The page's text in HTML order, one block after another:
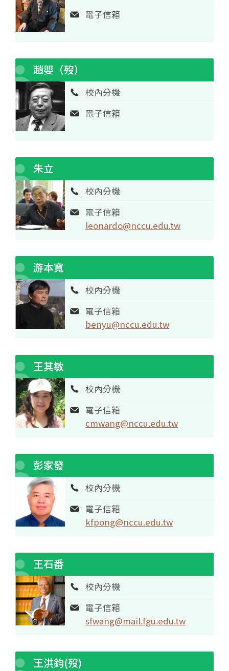
電子信箱
趙嬰（歿）
校內分機
電子信箱
朱立
校內分機
電子信箱
leonardo@nccu.edu.tw
游本寬
校內分機
電子信箱
benyu@nccu.edu.tw
王其敏
校內分機
電子信箱
cmwang@nccu.edu.tw
彭家發
校內分機
電子信箱
kfpong@nccu.edu.tw
王石番
校內分機
電子信箱
sfwang@mail.fgu.edu.tw
王洪鈞(歿)